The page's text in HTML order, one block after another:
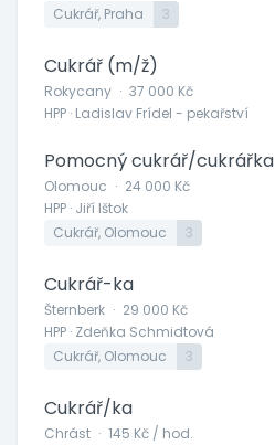
Cukrář, Praha
3
Cukrář (m/ž)
Rokycany · 37 000 Kč
HPP · Ladislav Frídel - pekařství
Pomocný cukrář/cukrářka
Olomouc · 24 000 Kč
HPP · Jiří Ištok
Cukrář, Olomouc
3
Cukrář-ka
Šternberk · 29 000 Kč
HPP · Zdeňka Schmidtová
Cukrář, Olomouc
3
Cukrář/ka
Chrást · 145 Kč / hod.